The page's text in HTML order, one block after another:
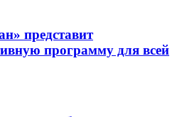
представит
программу для всей